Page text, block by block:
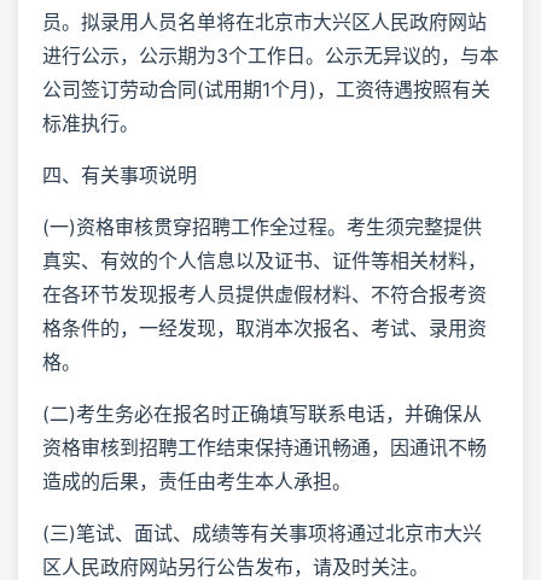
员。拟录用人员名单将在北京市大兴区人民政府网站
进行公示，公示期为3个工作日。公示无异议的，与本
公司签订劳动合同(试用期1个月)，工资待遇按照有关
标准执行。
四、有关事项说明
(一)资格审核贯穿招聘工作全过程。考生须完整提供
真实、有效的个人信息以及证书、证件等相关材料，
在各环节发现报考人员提供虚假材料、不符合报考资
格条件的，一经发现，取消本次报名、考试、录用资
格。
(二)考生务必在报名时正确填写联系电话，并确保从
资格审核到招聘工作结束保持通讯畅通，因通讯不畅
造成的后果，责任由考生本人承担。
(三)笔试、面试、成绩等有关事项将通过北京市大兴
区人民政府网站另行公告发布，请及时关注。